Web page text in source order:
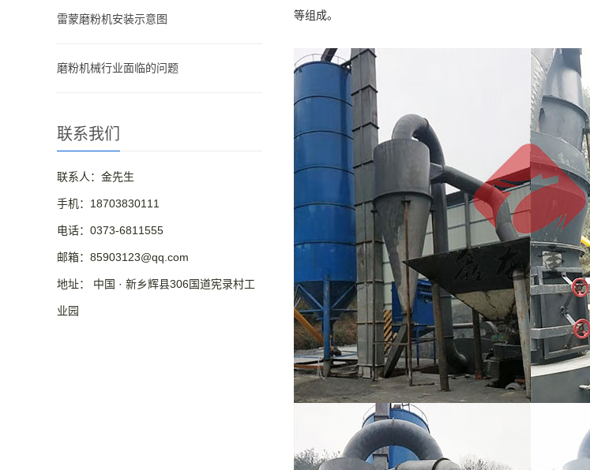
雷蒙磨粉机安装示意图
磨粉机械行业面临的问题
联系我们
联系人：金先生
手机：18703830111
电话：0373-6811555
邮箱：85903123@qq.com
地址： 中国 · 新乡辉县306国道宪录村工
业园
等组成。